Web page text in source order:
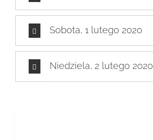
Sobota, 1 lutego 2020
Niedziela, 2 lutego 2020